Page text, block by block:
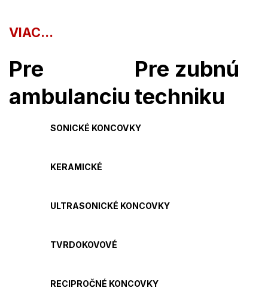
VIAC...
Pre
ambulanciu
Pre zubnú
techniku
SONICKÉ KONCOVKY
KERAMICKÉ
ULTRASONICKÉ KONCOVKY
TVRDOKOVOVÉ
RECIPROČNÉ KONCOVKY